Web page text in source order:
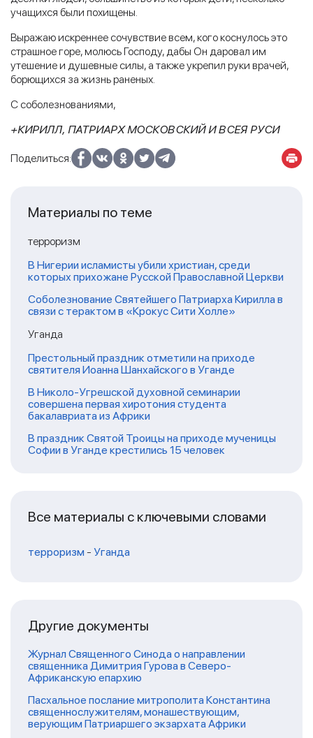
учащихся были похищены.
Выражаю искреннее сочувствие всем, кого коснулось это
страшное горе, молюсь Господу, дабы Он даровал им
утешение и душевные силы, а также укрепил руки врачей,
борющихся за жизнь раненых.
С соболезнованиями,
+КИРИЛЛ, ПАТРИАРХ МОСКОВСКИЙ И ВСЕЯ РУСИ
Поделиться:
Материалы по теме
терроризм
В Нигерии исламисты убили христиан, среди
которых прихожане Русской Православной Церкви
Соболезнование Святейшего Патриарха Кирилла в
связи с терактом в «Крокус Сити Холле»
Уганда
Престольный праздник отметили на приходе
святителя Иоанна Шанхайского в Уганде
В Николо-Угрешской духовной семинарии
совершена первая хиротония студента
бакалавриата из Африки
В праздник Святой Троицы на приходе мученицы
Софии в Уганде крестились 15 человек
Все материалы с ключевыми словами
терроризм - Уганда
Другие документы
Журнал Священного Синода о направлении
священника Димитрия Гурова в Северо-
Африканскую епархию
Пасхальное послание митрополита Константина
священнослужителям, монашествующим,
верующим Патриаршего экзархата Африки